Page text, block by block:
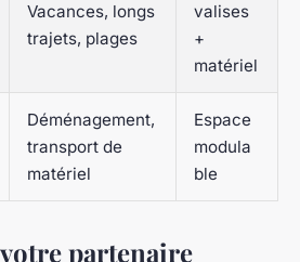
Vacances, longs
trajets, plages
valises
+
matériel
Déménagement,
transport de
matériel
Espace
modula
ble
partenaire